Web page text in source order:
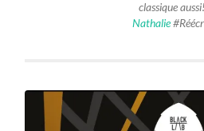
classique
Nathalie